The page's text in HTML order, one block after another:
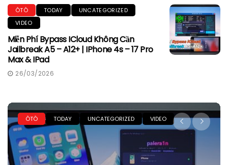
ÔTÔ TODAY
UNCATEGORIZED
VIDEO
Miễn Phí Bypass ICloud Không Cần
Jailbreak A5 – A12+ | IPhone 4s – 17 Pro
Max & IPad
26/03/2026
ÔTÔ TODAY UNCATEGORIZED VIDEO